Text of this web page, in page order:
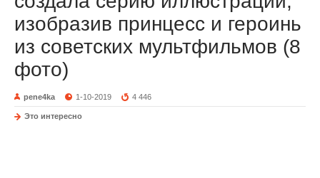
изобразив принцесс и героинь
из советских мультфильмов (8
фото)
pene4ka 1-10-2019 4 446
Это интересно